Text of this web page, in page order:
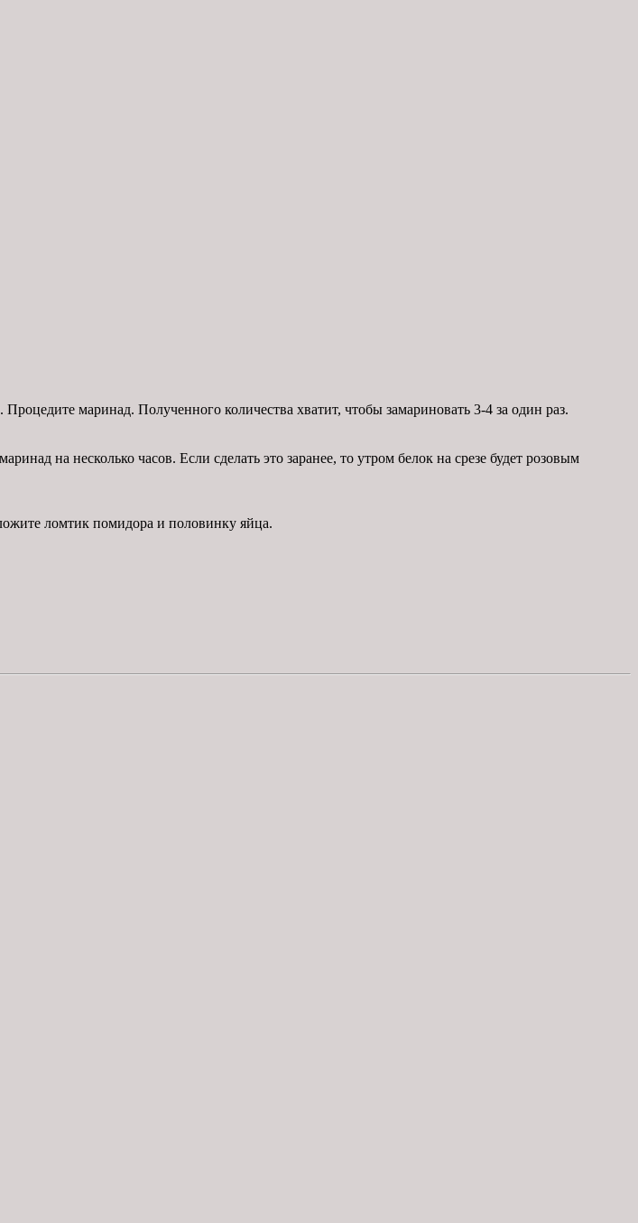
маринад. Полученного количества хватит, чтобы замариновать 3-4 за один раз.
на несколько часов. Если сделать это заранее, то утром белок на срезе будет розовым
ломтик помидора и половинку яйца.